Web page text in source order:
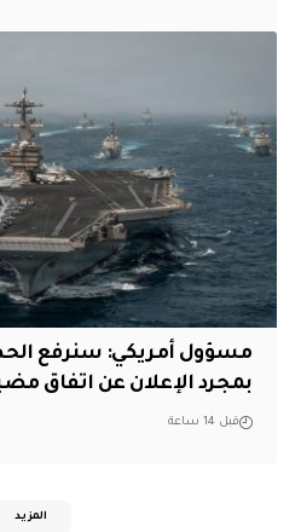
مسؤول أمريكي: سنرفع
بمجرد الإعلان عن اتفاق
قبل 14 ساعة
المزيد